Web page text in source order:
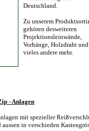
Deutschland.
Zu unserem
gehören desweiteren
Projektionsleinwände,
Vorhänge, Holzdraht und
vieles andere mehr.
- Anlagen
mit spezieller
in verschieden